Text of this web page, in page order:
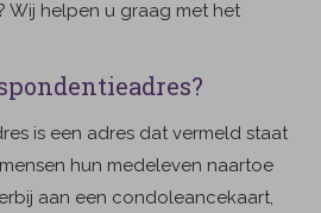
Wij helpen u graag met het
is een adres dat vermeld staat
hun medeleven naartoe
aan een condoleancekaart,